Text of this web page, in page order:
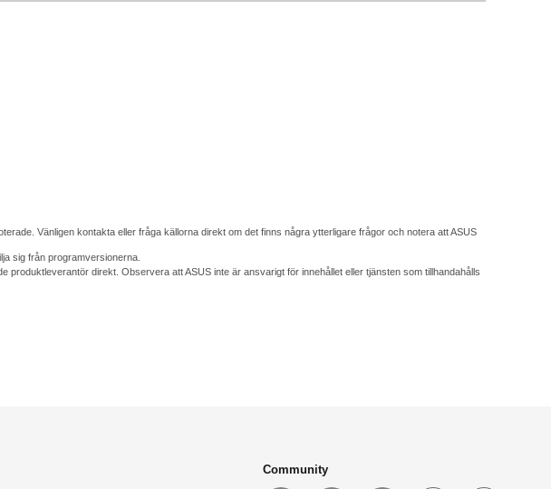
Vänligen kontakta eller fråga källorna direkt om det finns några ytterligare frågor och notera att ASUS
sig från programversionerna.
direkt. Observera att ASUS inte är ansvarigt för innehållet eller tjänsten som tillhandahålls
Community